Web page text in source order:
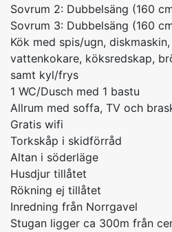
Sovrum 2: Dubbelsäng (160
Sovrum 3: Dubbelsäng (160
Kök med spis/ugn,
vattenkokare, köksredskap,
samt kyl/frys
1 WC/Dusch med 1 bastu
Allrum med soffa, TV och
Gratis wifi
Torkskåp i skidförråd
Altan i söderläge
Husdjur tillåtet
Rökning ej tillåtet
Inredning från Norrgavel
Stugan ligger ca 300m från